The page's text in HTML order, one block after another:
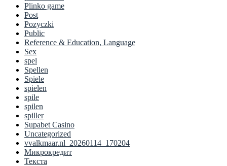
Plinko game
Post
Pozyczki
Public
Reference & Education, Language
Sex
spel
Spellen
Spiele
spielen
spile
spilen
spiller
Supabet Casino
Uncategorized
vvalkmaar.nl_20260114_170204
Микрокредит
Текста